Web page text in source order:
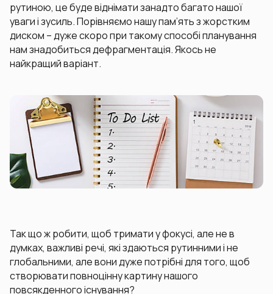
рутиною, це буде віднімати занадто багато нашої
уваги і зусиль. Порівняємо нашу пам’ять з жорстким
диском – дуже скоро при такому способі планування
нам знадобиться дефрагментація. Якось не
найкращий варіант.
Так що ж робити, щоб тримати у фокусі, але не в
думках, важливі речі, які здаються рутинними і не
глобальними, але вони дуже потрібні для того, щоб
створювати повноцінну картину нашого
повсякденного існування?